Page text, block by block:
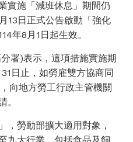
實施「減班休息」期間仍
13日正式公告啟動「強化
年8月1日起生效。
署)表示，這項措施實施期
日止，如勞雇雙方協商同
向地方勞工行政主管機關
。
，勞動部擴大適用對象，